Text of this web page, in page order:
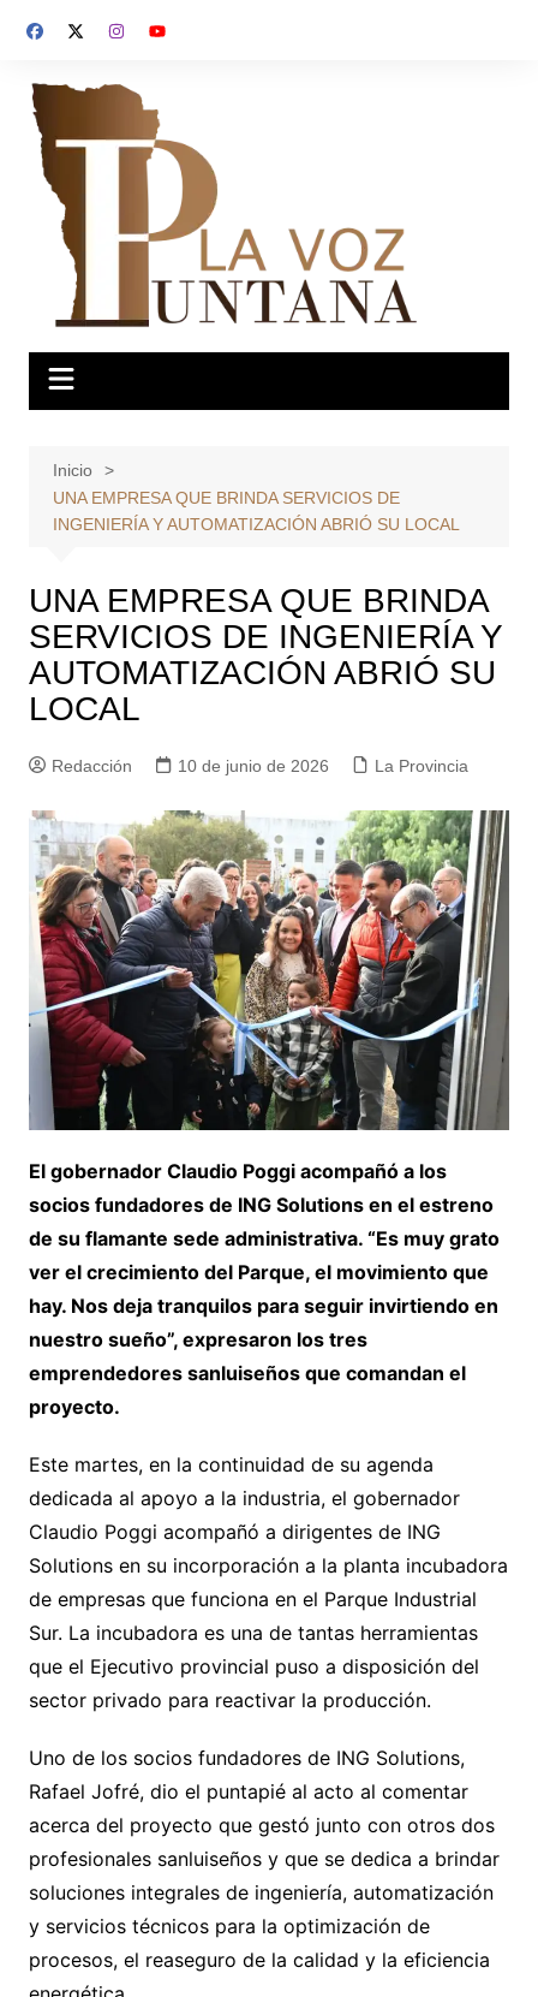
Inicio
UNA EMPRESA QUE BRINDA SERVICIOS DE
INGENIERÍA Y AUTOMATIZACIÓN ABRIÓ SU LOCAL
UNA EMPRESA QUE BRINDA
SERVICIOS DE INGENIERÍA Y
AUTOMATIZACIÓN ABRIÓ SU
LOCAL
Redacción 10 de junio de 2026 La Provincia
El gobernador Claudio Poggi acompañó a los
socios fundadores de ING Solutions en el estreno
de su flamante sede administrativa. “Es muy grato
ver el crecimiento del Parque, el movimiento que
hay. Nos deja tranquilos para seguir invirtiendo en
nuestro sueño”, expresaron los tres
emprendedores sanluiseños que comandan el
proyecto.
Este martes, en la continuidad de su agenda
dedicada al apoyo a la industria, el gobernador
Claudio Poggi acompañó a dirigentes de ING
Solutions en su incorporación a la planta incubadora
de empresas que funciona en el Parque Industrial
Sur. La incubadora es una de tantas herramientas
que el Ejecutivo provincial puso a disposición del
sector privado para reactivar la producción.
Uno de los socios fundadores de ING Solutions,
Rafael Jofré, dio el puntapié al acto al comentar
acerca del proyecto que gestó junto con otros dos
profesionales sanluiseños y que se dedica a brindar
soluciones integrales de ingeniería, automatización
y servicios técnicos para la optimización de
procesos, el reaseguro de la calidad y la eficiencia